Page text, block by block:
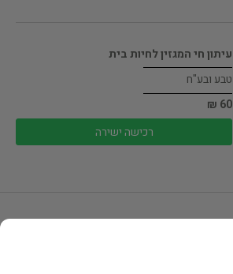
עיתון חי המגזין לחיות בית
טבע ובע"ח
60 ₪
רכישה ישירה
יום תל-פאחר